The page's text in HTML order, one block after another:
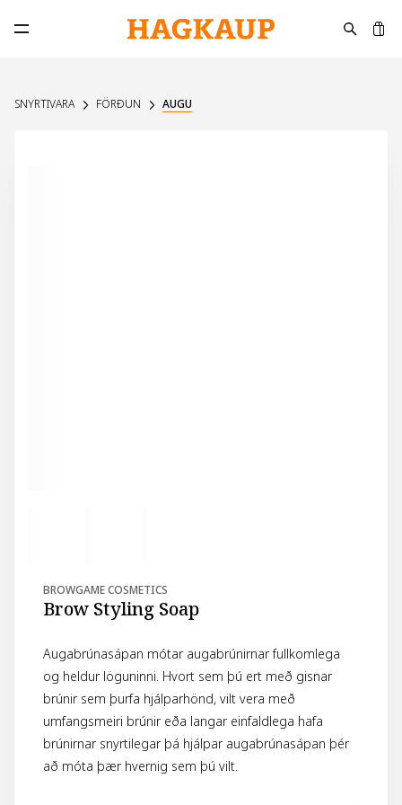
Opna aðalvalmynd
SNYRTIVARA FÖRÐUN AUGU
BROWGAME COSMETICS
Brow Styling Soap
Augabrúnasápan mótar augabrúnirnar fullkomlega
og heldur löguninni. Hvort sem þú ert með gisnar
brúnir sem þurfa hjálparhönd, vilt vera með
umfangsmeiri brúnir eða langar einfaldlega hafa
brúnirnar snyrtilegar þá hjálpar augabrúnasápan þér
að móta þær hvernig sem þú vilt.